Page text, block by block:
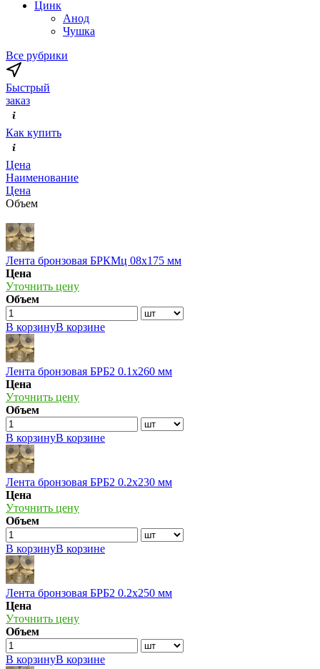
Цинк
Анод
Чушка
Все рубрики
Быстрый
заказ
Как купить
Цена
Наименование
Цена
Объем
Лента бронзовая БРКМц 08х175 мм
Цена
Уточнить цену
Объем
В корзинуВ корзине
Лента бронзовая БРБ2 0.1х260 мм
Цена
Уточнить цену
Объем
В корзинуВ корзине
Лента бронзовая БРБ2 0.2х230 мм
Цена
Уточнить цену
Объем
В корзинуВ корзине
Лента бронзовая БРБ2 0.2х250 мм
Цена
Уточнить цену
Объем
В корзинуВ корзине